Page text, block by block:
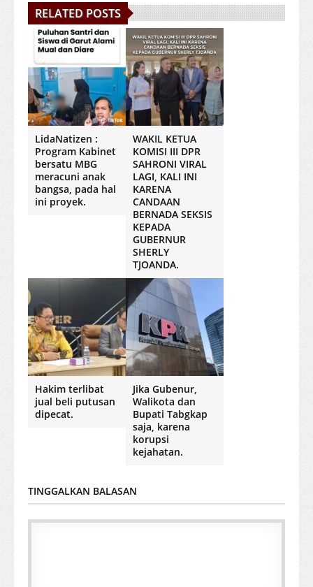
RELATED POSTS
LidaNatizen :
Program Kabinet
bersatu MBG
meracuni anak
bangsa, pada hal
ini proyek.
WAKIL KETUA
KOMISI III DPR
SAHRONI VIRAL
LAGI, KALI INI
KARENA
CANDAAN
BERNADA SEKSIS
KEPADA
GUBERNUR
SHERLY
TJOANDA.
Hakim terlibat
jual beli putusan
dipecat.
Jika Gubenur,
Walikota dan
Bupati Tabgkap
saja, karena
korupsi
kejahatan.
TINGGALKAN BALASAN